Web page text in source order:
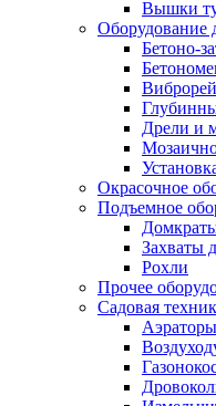
Вышки
Оборудование
Бетоно-
Дрели и
Окрасочное
Подъемное
Захваты
Рохли
Прочее
Садовая
Аэраторы